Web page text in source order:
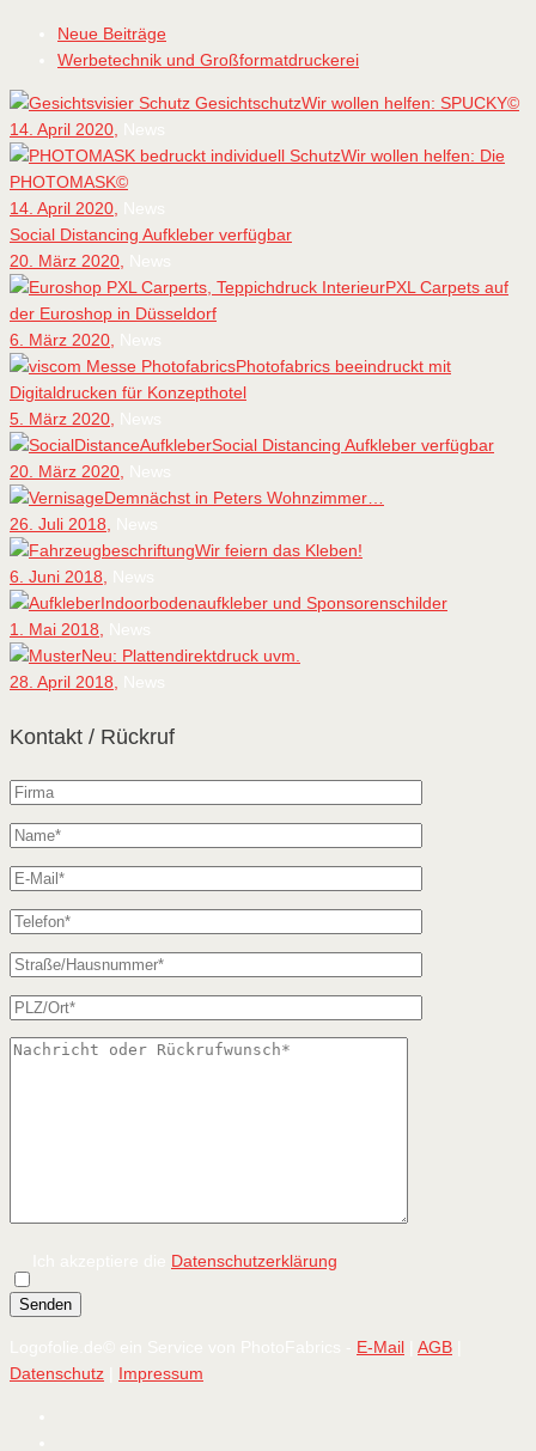
Neue Beiträge
Werbetechnik und Großformatdruckerei
Wir wollen helfen: SPUCKY©
14. April 2020,
Wir wollen helfen: Die
PHOTOMASK©
14. April 2020,
Social Distancing Aufkleber verfügbar
20. März 2020,
PXL Carpets auf
der Euroshop in Düsseldorf
6. März 2020,
Photofabrics beeindruckt mit
Digitaldrucken für Konzepthotel
5. März 2020,
Social Distancing Aufkleber verfügbar
20. März 2020,
Demnächst in Peters Wohnzimmer…
26. Juli 2018,
Wir feiern das Kleben!
6. Juni 2018,
Indoorbodenaufkleber und Sponsorenschilder
1. Mai 2018,
Neu: Plattendirektdruck uvm.
28. April 2018,
Kontakt / Rückruf
Datenschutzerklärung
E-Mail AGB
Datenschutz
Impressum